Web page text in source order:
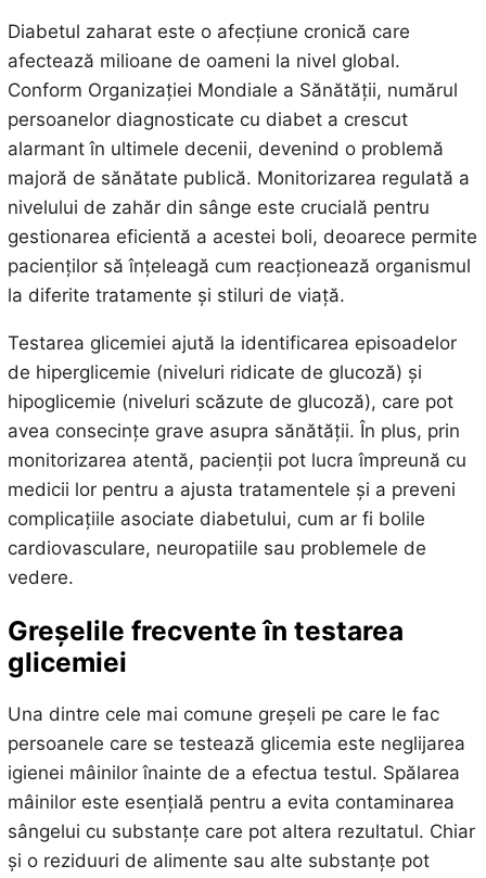
Diabetul zaharat este o afecțiune cronică care
afectează milioane de oameni la nivel global.
Conform Organizației Mondiale a Sănătății, numărul
persoanelor diagnosticate cu diabet a crescut
alarmant în ultimele decenii, devenind o problemă
majoră de sănătate publică. Monitorizarea regulată a
nivelului de zahăr din sânge este crucială pentru
gestionarea eficientă a acestei boli, deoarece permite
pacienților să înțeleagă cum reacționează organismul
la diferite tratamente și stiluri de viață.
Testarea glicemiei ajută la identificarea episoadelor
de hiperglicemie (niveluri ridicate de glucoză) și
hipoglicemie (niveluri scăzute de glucoză), care pot
avea consecințe grave asupra sănătății. În plus, prin
monitorizarea atentă, pacienții pot lucra împreună cu
medicii lor pentru a ajusta tratamentele și a preveni
complicațiile asociate diabetului, cum ar fi bolile
cardiovasculare, neuropatiile sau problemele de
vedere.
Greșelile frecvente în testarea
glicemiei
Una dintre cele mai comune greșeli pe care le fac
persoanele care se testează glicemia este neglijarea
igienei mâinilor înainte de a efectua testul. Spălarea
mâinilor este esențială pentru a evita contaminarea
sângelui cu substanțe care pot altera rezultatul. Chiar
și o reziduuri de alimente sau alte substanțe pot